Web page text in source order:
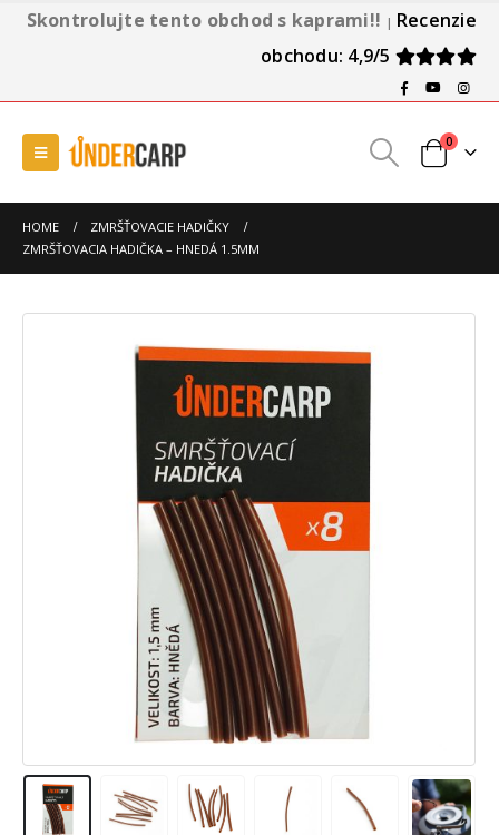
Skontrolujte tento obchod s kaprami!! | Recenzie
obchodu: 4,9/5
0
HOME
ZMRŠŤOVACIE HADIČKY
ZMRŠŤOVACIA HADIČKA – HNEDÁ 1.5MM